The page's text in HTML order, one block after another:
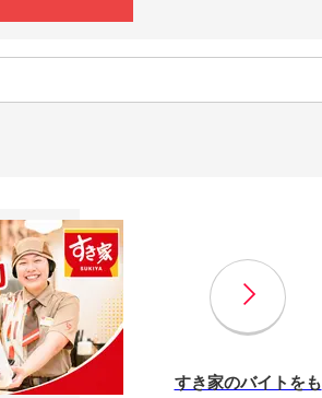
すき家のバイトをも